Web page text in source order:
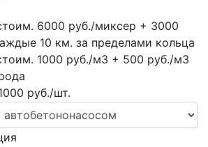
6000 руб./миксер + 3000
10 км. за пределами кольца
1000 руб./м3 + 500 руб./м3
руб./шт.